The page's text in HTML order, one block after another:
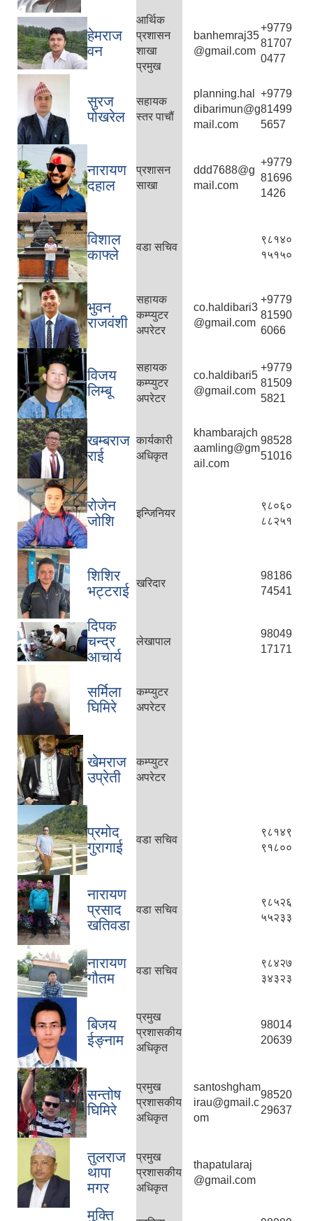
हेमराज
वन
आर्थिक
प्रशासन
शाखा
प्रमुख
banhemraj35
@gmail.com
+9779
81707
0477
सुरज
पोखरेल
सहायक
स्तर पाचौं
planning.hal
dibarimun@g
mail.com
+9779
81499
5657
नारायण
दहाल
प्रशासन
साखा
ddd7688@g
mail.com
+9779
81696
1426
विशाल
काफ्ले
वडा सचिव
९८१४०
१५१५०
भुवन
राजवंशी
सहायक
कम्प्युटर
अपरेटर
co.haldibari3
@gmail.com
+9779
81590
6066
विजय
लिम्बू
सहायक
कम्प्युटर
अपरेटर
co.haldibari5
@gmail.com
+9779
81509
5821
खम्बराज
राई
कार्यकारी
अधिकृत
khambarajch
aamling@gm
ail.com
98528
51016
रोजेन
जोशि
इन्जिनियर
९८०६०
८८२५१
शिशिर
भट्टराई खरिदार
98186
74541
दिपक
चन्द्र
आचार्य
लेखापाल
98049
17171
सर्मिला
घिमिरे
कम्प्युटर
अपरेटर
खेमराज
उप्रेती
कम्प्युटर
अपरेटर
प्रमोद
गुरागाई
वडा सचिव
९८१४९
९१८००
नारायण
प्रसाद
खतिवडा
वडा सचिव
९८५२६
५५२३३
नारायण
गौतम
वडा सचिव
९८४२७
३४३२३
बिजय
ईङ्नाम
प्रमुख
प्रशासकीय
अधिकृत
98014
20639
सन्तोष
घिमिरे
प्रमुख
प्रशासकीय
अधिकृत
santoshgham
irau@gmail.c
om
98520
29637
तुलराज
थापा
मगर
प्रमुख
प्रशासकीय
अधिकृत
thapatularaj
@gmail.com
मुक्ति